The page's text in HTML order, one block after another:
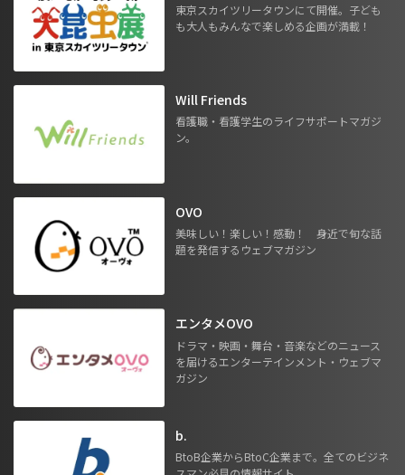
東京スカイツリータウンにて開催。子ども
も大人もみんなで楽しめる企画が満載！
Will Friends
看護職・看護学生のライフサポートマガジ
ン。
OVO
美味しい！楽しい！感動！ 身近で旬な話
題を発信するウェブマガジン
エンタメOVO
ドラマ・映画・舞台・音楽などのニュース
を届けるエンターテインメント・ウェブマ
ガジン
b.
BtoB企業からBtoC企業まで。全てのビジネ